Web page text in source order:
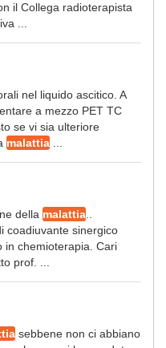
il Collega radioterapista
...
nel liquido ascitico. A
a mezzo PET TC
se vi sia ulteriore
malattia
della malattia
coadiuvante sinergico
in chemioterapia. Cari
prof. ...
sebbene non ci abbiano